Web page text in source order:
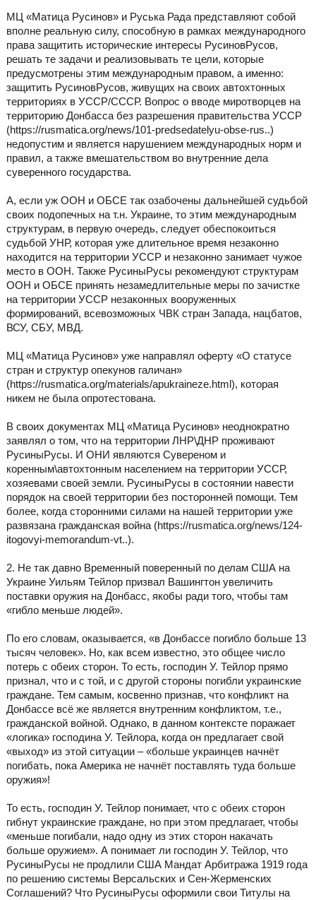
МЦ «Матица Русинов» и Руська Рада представляют собой
вполне реальную силу, способную в рамках международного
права защитить исторические интересы РусиновРусов,
решать те задачи и реализовывать те цели, которые
предусмотрены этим международным правом, а именно:
защитить РусиновРусов, живущих на своих автохтонных
территориях в УССР/СССР. Вопрос о вводе миротворцев на
территорию Донбасса без разрешения правительства УССР
(https://rusmatica.org/news/101-predsedatelyu-obse-rus..)
недопустим и является нарушением международных норм и
правил, а также вмешательством во внутренние дела
суверенного государства.
А, если уж ООН и ОБСЕ так озабочены дальнейшей судьбой
своих подопечных на т.н. Украине, то этим международным
структурам, в первую очередь, следует обеспокоиться
судьбой УНР, которая уже длительное время незаконно
находится на территории УССР и незаконно занимает чужое
место в ООН. Также РусиныРусы рекомендуют структурам
ООН и ОБСЕ принять незамедлительные меры по зачистке
на территории УССР незаконных вооруженных
формирований, всевозможных ЧВК стран Запада, нацбатов,
ВСУ, СБУ, МВД.
МЦ «Матица Русинов» уже направлял оферту «О статусе
стран и структур опекунов галичан»
(https://rusmatica.org/materials/apukraineze.html), которая
никем не была опротестована.
В своих документах МЦ «Матица Русинов» неоднократно
заявлял о том, что на территории ЛНР\ДНР проживают
РусиныРусы. И ОНИ являются Сувереном и
коренным\автохтонным населением на территории УССР,
хозяевами своей земли. РусиныРусы в состоянии навести
порядок на своей территории без посторонней помощи. Тем
более, когда сторонними силами на нашей территории уже
развязана гражданская война (https://rusmatica.org/news/124-
itogovyi-memorandum-vt..).
2. Не так давно Временный поверенный по делам США на
Украине Уильям Тейлор призвал Вашингтон увеличить
поставки оружия на Донбасс, якобы ради того, чтобы там
«гибло меньше людей».
По его словам, оказывается, «в Донбассе погибло больше 13
тысяч человек». Но, как всем известно, это общее число
потерь с обеих сторон. То есть, господин У. Тейлор прямо
признал, что и с той, и с другой стороны погибли украинские
граждане. Тем самым, косвенно признав, что конфликт на
Донбассе всё же является внутренним конфликтом, т.е.,
гражданской войной. Однако, в данном контексте поражает
«логика» господина У. Тейлора, когда он предлагает свой
«выход» из этой ситуации – «больше украинцев начнёт
погибать, пока Америка не начнёт поставлять туда больше
оружия»!
То есть, господин У. Тейлор понимает, что с обеих сторон
гибнут украинские граждане, но при этом предлагает, чтобы
«меньше погибали, надо одну из этих сторон накачать
больше оружием». А понимает ли господин У. Тейлор, что
РусиныРусы не продлили США Мандат Арбитража 1919 года
по решению системы Версальских и Сен-Жерменских
Соглашений? Что РусиныРусы оформили свои Титулы на